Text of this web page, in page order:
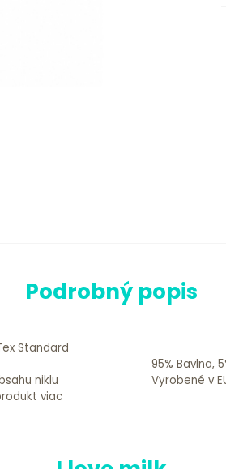
Podrobný popis
Standard
niklu
viac
95% Bavlna,
Vyrobené v